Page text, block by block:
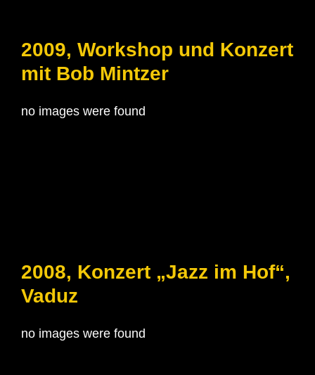
2009, Workshop und Konzert
mit Bob Mintzer
no images were found
2008, Konzert „Jazz im Hof“,
Vaduz
no images were found